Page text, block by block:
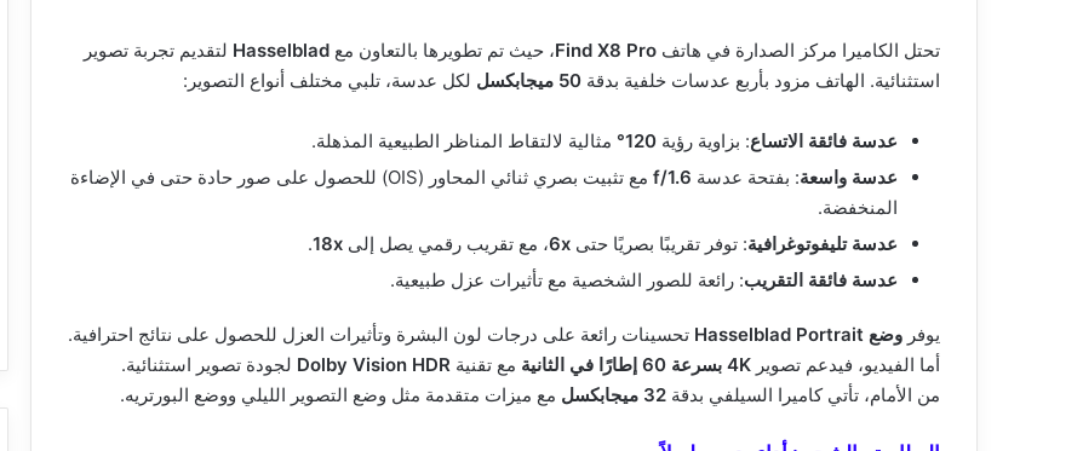
تحتل الكاميرا مركز الصدارة في هاتف Find X8 Pro، حيث تم تطويرها بالتعاون مع Hasselblad لتقديم تجربة تصوير
استثنائية. الهاتف مزود بأربع عدسات خلفية بدقة 50 ميجابكسل لكل عدسة، تلبي مختلف أنواع التصوير:
عدسة فائقة الاتساع: بزاوية رؤية 120°
مثالية لالتقاط المناظر الطبيعية المذهلة.
عدسة واسعة: بفتحة عدسة f/1.6
مع تثبيت بصري ثنائي المحاور (OIS) للحصول على صور حادة حتى في الإضاءة
المنخفضة.
عدسة تليفوتوغرافية: توفر تقريبًا بصريًا حتى 6x، مع تقريب رقمي يصل إلى 18x
.
عدسة فائقة التقريب: رائعة للصور الشخصية مع تأثيرات عزل طبيعية.
يوفر وضع Hasselblad Portrait
تحسينات رائعة على درجات لون البشرة وتأثيرات العزل للحصول على نتائج احترافية.
أما الفيديو، فيدعم تصوير 4K بسرعة 60 إطارًا في الثانية مع تقنية Dolby Vision HDR لجودة تصوير استثنائية.
من الأمام، تأتي كاميرا السيلفي بدقة 32 ميجابكسل مع ميزات متقدمة مثل وضع التصوير الليلي ووضع البورتريه.